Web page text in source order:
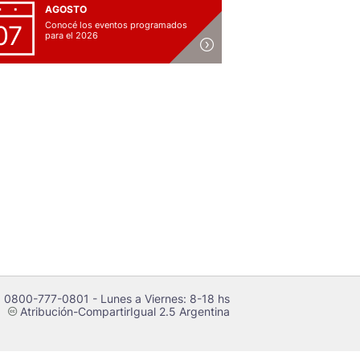
AGOSTO
Conocé los eventos programados
para el 2026
0800-777-0801 - Lunes a Viernes: 8-18 hs
cAtribución-CompartirIgual 2.5 Argentina